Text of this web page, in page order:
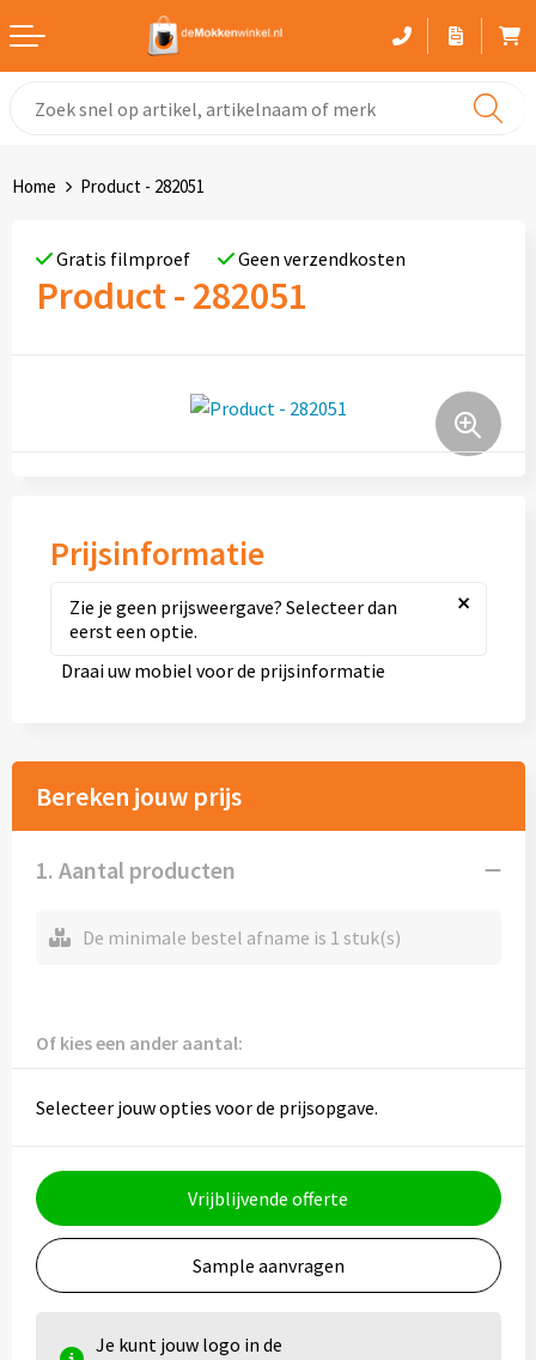
Glaswerk
Thermosflessen
Lunchboxen
Fruitwaterflessen
Bekende merken
Geschenksets
Goedkope mokken
Home Product - 282051
Gratis filmproef Geen verzendkosten
Product - 282051
Prijsinformatie
Zie je geen prijsweergave? Selecteer dan
eerst een optie.
×
Draai uw mobiel voor de prijsinformatie
Bereken jouw prijs
1. Aantal producten
De minimale bestel afname is 1 stuk(s)
Of kies een ander aantal:
Selecteer jouw opties voor de prijsopgave.
Vrijblijvende offerte
Sample aanvragen
Je kunt jouw logo in de